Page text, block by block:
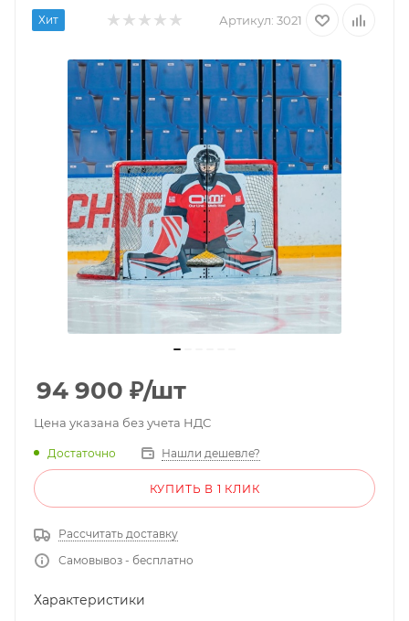
Хит Артикул: 3021
94 900 ₽/шт
Цена указана без учета НДС
Достаточно Нашли дешевле?
КУПИТЬ В 1 КЛИК
Рассчитать доставку
Самовывоз - бесплатно
Характеристики